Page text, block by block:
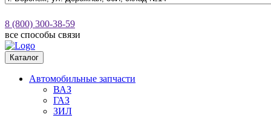
8 (800) 300-38-59
все способы связи
Каталог
Автомобильные запчасти
ВАЗ
ГАЗ
ЗИЛ